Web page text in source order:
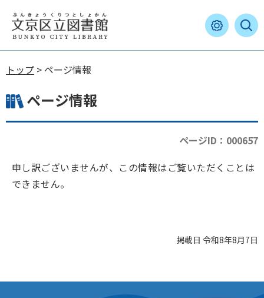
トップ > ページ情報
ページ情報
ページID：000657
申し訳ございませんが、この情報はご覧いただくことは
できません。
掲載日 令和8年8月7日